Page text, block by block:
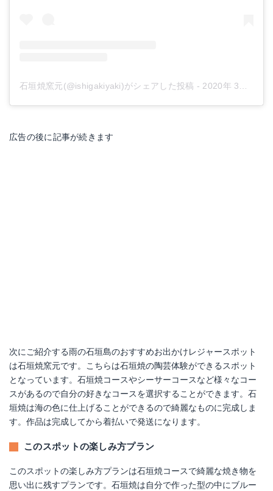
石垣焼窯元(@ishigakiyaki)がシェアした投稿 - 2020年 3月月21日午前5時02分PDT
広告の後に記事が続きます
次にご紹介する雨の石垣島のおすすめお出かけレジャースポット
は石垣焼窯元です。こちらは石垣焼の陶芸体験ができるスポット
となっています。石垣焼コースやシーサーコースなど様々なコー
スがあるので自分の好きなコースを選択することができます。石
垣焼は海の色に仕上げることができるので綺麗なものに完成しま
す。作品は完成してから着払いで発送になります。
このスポットの楽しみ方プラン
このスポットの楽しみ方プランは石垣焼コースで綺麗な焼き物を
思い出に残すプランです。石垣焼は自分で作った型の中にブルー